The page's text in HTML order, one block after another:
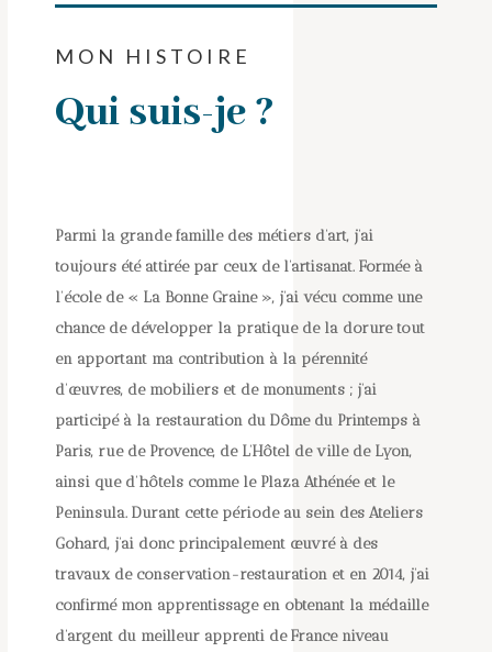
MON HISTOIRE
Qui suis-je ?
Parmi la grande famille des métiers d’art, j’ai
toujours été attirée par ceux de l’artisanat. Formée à
l’école de « La Bonne Graine », j’ai vécu comme une
chance de développer la pratique de la dorure tout
en apportant ma contribution à la pérennité
d’œuvres, de mobiliers et de monuments ; j’ai
participé à la restauration du Dôme du Printemps à
Paris, rue de Provence, de L’Hôtel de ville de Lyon,
ainsi que d’hôtels comme le Plaza Athénée et le
Peninsula. Durant cette période au sein des Ateliers
Gohard, j’ai donc principalement œuvré à des
travaux de conservation-restauration et en 2014, j’ai
confirmé mon apprentissage en obtenant la médaille
d’argent du meilleur apprenti de France niveau